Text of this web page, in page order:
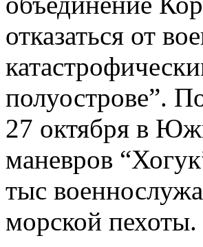
отказаться от
полуострове”.
27 октября в
маневров
тыс
морской пехоты.